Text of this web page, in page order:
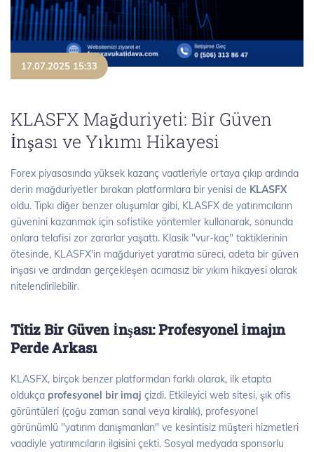
17.07.2025 15:33
KLASFX Mağduriyeti: Bir Güven
İnşası ve Yıkımı Hikayesi
Forex piyasasında yüksek kazanç vaatleriyle ortaya çıkıp ardında
derin mağduriyetler bırakan platformlara bir yenisi de KLASFX
oldu. Tıpkı diğer benzer oluşumlar gibi, KLASFX de yatırımcıların
güvenini kazanmak için sofistike yöntemler kullanarak, sonunda
onlara telafisi zor zararlar yaşattı. Klasik "vur-kaç" taktiklerinin
ötesinde, KLASFX'in mağduriyet yaratma süreci, adeta bir güven
inşası ve ardından gerçekleşen acımasız bir yıkım hikayesi olarak
nitelendirilebilir.
Titiz Bir Güven İnşası: Profesyonel İmajın
Perde Arkası
KLASFX, birçok benzer platformdan farklı olarak, ilk etapta
oldukça profesyonel bir imaj çizdi. Etkileyici web sitesi, şık ofis
görüntüleri (çoğu zaman sanal veya kiralık), profesyonel
görünümlü "yatırım danışmanları" ve kesintisiz müşteri hizmetleri
vaadiyle yatırımcıların ilgisini çekti. Sosyal medyada sponsorlu